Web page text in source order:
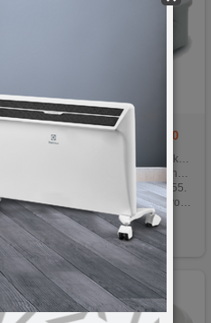
Famatel 3003-RKN/100x100
Vodonepropusna razvodna kutija dimenzija 100x100x45, IP55.
7 ulaza Ø 20mm za fleksibilno povezivanje.
Vodonepropusna, zaštita IP55.
Kompaktna nadžbukna razvodna kutija za razne instalacije.
Dimenzije 100x100x45, pogodno za montažu na zid.
5,90 KM